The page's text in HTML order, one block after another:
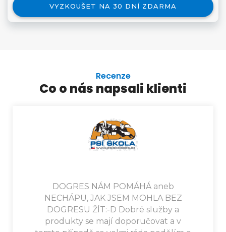
VYZKOUŠET NA 30 DNÍ ZDARMA
Recenze
Co o nás napsali klienti
DOGRES NÁM POMÁHÁ aneb
NECHÁPU, JAK JSEM MOHLA BEZ
DOGRESU ŽÍT:-D Dobré služby a
produkty se mají doporučovat a v